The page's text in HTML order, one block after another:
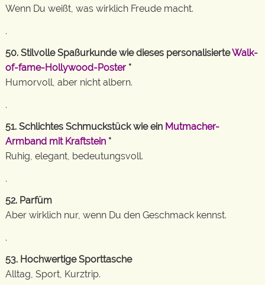
Wenn Du weißt, was wirklich Freude macht.
.
50. Stilvolle Spaßurkunde wie dieses personalisierteWalk-
of-fame-Hollywood-Poster *
Humorvoll, aber nicht albern.
.
51. Schlichtes Schmuckstück wie ein Mutmacher-
Armband mit Kraftstein *
Ruhig, elegant, bedeutungsvoll.
.
52. Parfüm
Aber wirklich nur, wenn Du den Geschmack kennst.
.
53. Hochwertige Sporttasche
Alltag, Sport, Kurztrip.